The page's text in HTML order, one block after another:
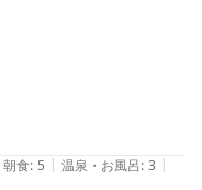
気なお姿でお越しいただ
同心よりお待ちしており
す。
てこのお値段なのとアメ
いたしました。
ニティサービスなどで一
ります。
いただけたご様子で、大
朝食: 5 | 温泉・お風呂: 3 |